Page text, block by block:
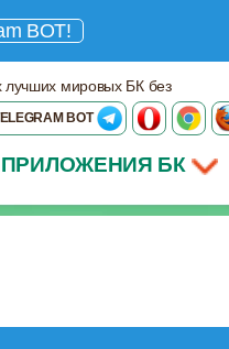
BOT!
лучших мировых БК без
BOT
ПРИЛОЖЕНИЯ БК